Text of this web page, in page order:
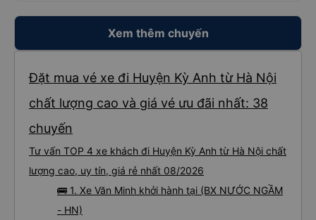
Xem thêm chuyến
Đặt mua vé xe đi Huyện Kỳ Anh từ Hà Nội
chất lượng cao và giá vé ưu đãi nhất: 38
chuyến
Tư vấn TOP 4 xe khách đi Huyện Kỳ Anh từ Hà Nội chất
lượng cao, uy tín, giá rẻ nhất 08/2026
🚌 1. Xe Văn Minh khởi hành tại (BX NƯỚC NGẦM
- HN)